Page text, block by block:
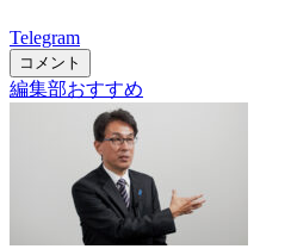
Telegram
コメント
編集部おすすめ